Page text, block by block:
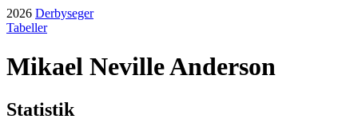
2026 Derbyseger
Tabeller
Mikael Neville Anderson
Statistik